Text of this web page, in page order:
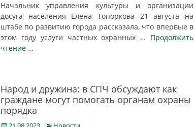
Начальник управления культуры и организации
досуга населения Елена Топоркова 21 августа на
штабе по развитию города рассказала, что впервые в
этом году услуги частных охранных … Продолжить
чтение …
Народ и дружина: в СПЧ обсуждают как
граждане могут помогать органам охраны
порядка
Posted
Categories